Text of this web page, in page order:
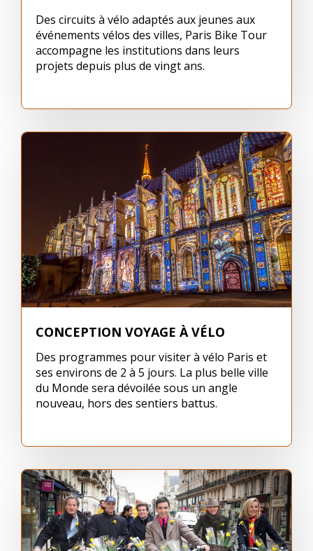
Des circuits à vélo adaptés aux jeunes aux
événements vélos des villes, Paris Bike Tour
accompagne les institutions dans leurs
projets depuis plus de vingt ans.
CONCEPTION VOYAGE À VÉLO
Des programmes pour visiter à vélo Paris et
ses environs de 2 à 5 jours. La plus belle ville
du Monde sera dévoilée sous un angle
nouveau, hors des sentiers battus.